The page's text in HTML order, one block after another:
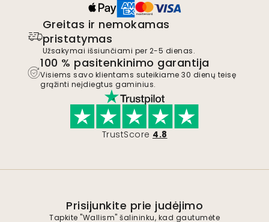
Greitas ir nemokamas
pristatymas
Užsakymai išsiunčiami per 2-5 dienas.
100 % pasitenkinimo garantija
Visiems savo klientams suteikiame 30 dienų teisę
grąžinti neįdiegtus gaminius.
TrustScore 4.8
Prisijunkite prie judėjimo
Tapkite "Wallism" šalininku, kad gautumėte